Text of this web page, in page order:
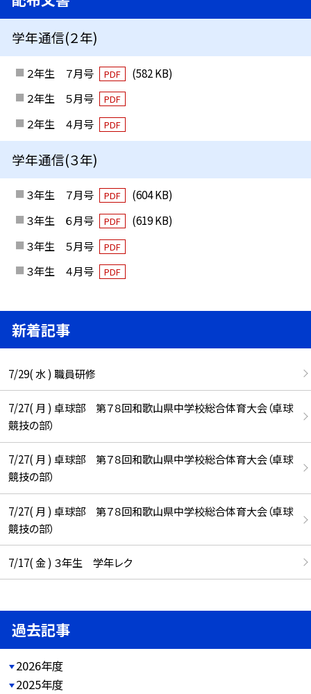
学年通信(２年)
２年生 ７月号 PDF
(582 KB)
２年生 ５月号
PDF
２年生 ４月号 PDF
学年通信(３年)
３年生 ７月号 PDF
(604 KB)
３年生 ６月号
PDF
(619 KB)
３年生 ５月号
PDF
３年生 ４月号 PDF
新着記事
7/29( 水 ) 職員研修
7/27( 月 ) 卓球部 第７８回和歌山県中学校総合体育大会（卓球
競技の部）
7/27( 月 ) 卓球部 第７８回和歌山県中学校総合体育大会（卓球
競技の部）
7/27( 月 ) 卓球部 第７８回和歌山県中学校総合体育大会（卓球
競技の部）
7/17( 金 ) ３年生 学年レク
過去記事
2026年度
2025年度